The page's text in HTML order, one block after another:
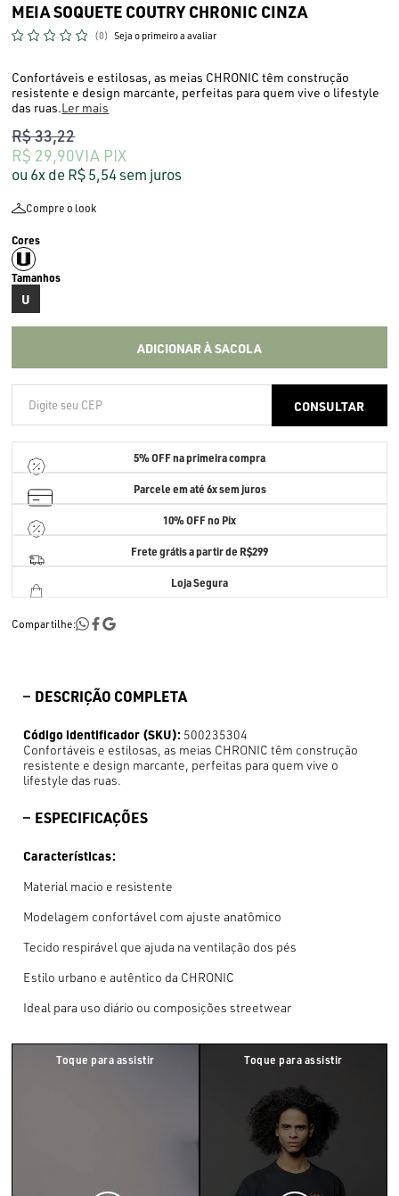
MEIA SOQUETE COUTRY CHRONIC CINZA
(0) Seja o primeiro a avaliar
Confortáveis e estilosas, as meias CHRONIC têm construção
resistente e design marcante, perfeitas para quem vive o lifestyle
das ruas.Ler mais
R$ 29,90VIA PIX
R$ 33,22
6x R$ 5,54sem juros
Compre o look
U
ADICIONAR À SACOLA
5% OFFna primeira compra
Parcele em até6x sem juros
10% OFF no Pix
Frete grátis a partir de R$299
Loja Segura
Compartilhe:
DESCRIÇÃO COMPLETA
Código identificador (SKU): 500235304
Confortáveis e estilosas, as meias CHRONIC têm construção
resistente e design marcante, perfeitas para quem vive o
lifestyle das ruas.
ESPECIFICAÇÕES
Características:
Material macio e resistente
Modelagem confortável com ajuste anatômico
Tecido respirável que ajuda na ventilação dos pés
Estilo urbano e autêntico da CHRONIC
Ideal para uso diário ou composições streetwear